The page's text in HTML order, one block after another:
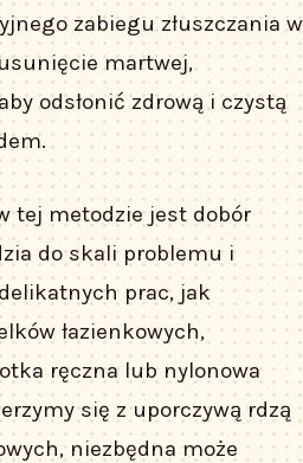
zabiegu złuszczania w
martwej,
odsłonić zdrową i czystą
tej metodzie jest dobór
do skali problemu i
prac, jak
łazienkowych,
ręczna lub nylonowa
się z uporczywą rdzą
niezbędna może